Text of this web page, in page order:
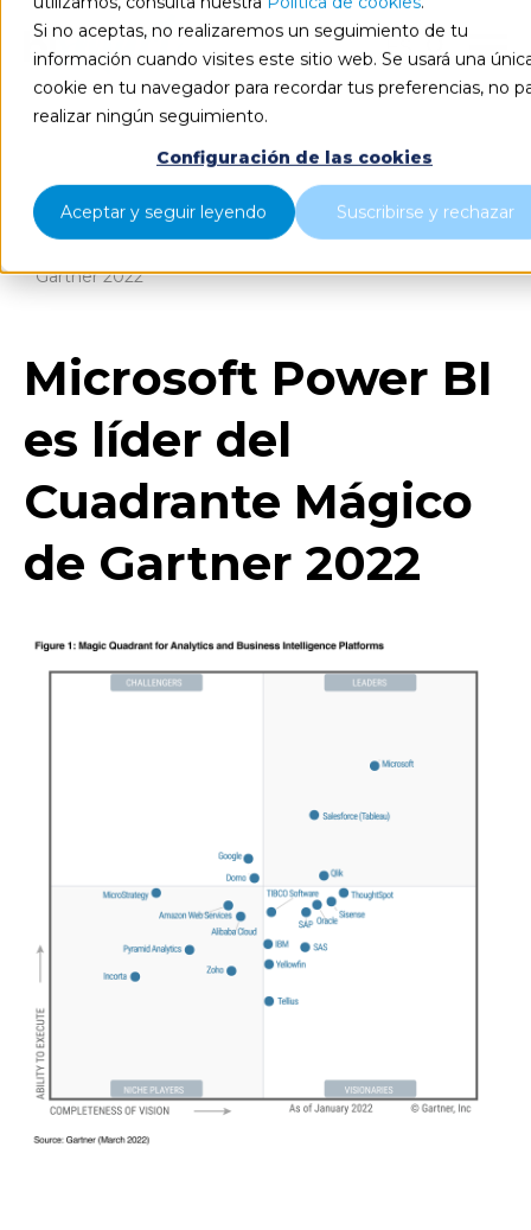
Si no aceptas, no realizaremos un seguimiento de tu
información cuando visites este sitio web. Se usará una
cookie en tu navegador para recordar tus preferencias, no
realizar ningún seguimiento.
Configuración de las cookies
Aceptar y seguir leyendo Suscribirse y rechazar
ES
Blog
Microsoft Power BI es líder del Cuadrante Mágico de
Gartner 2022
Microsoft Power BI
es líder del
Cuadrante Mágico
de Gartner 2022